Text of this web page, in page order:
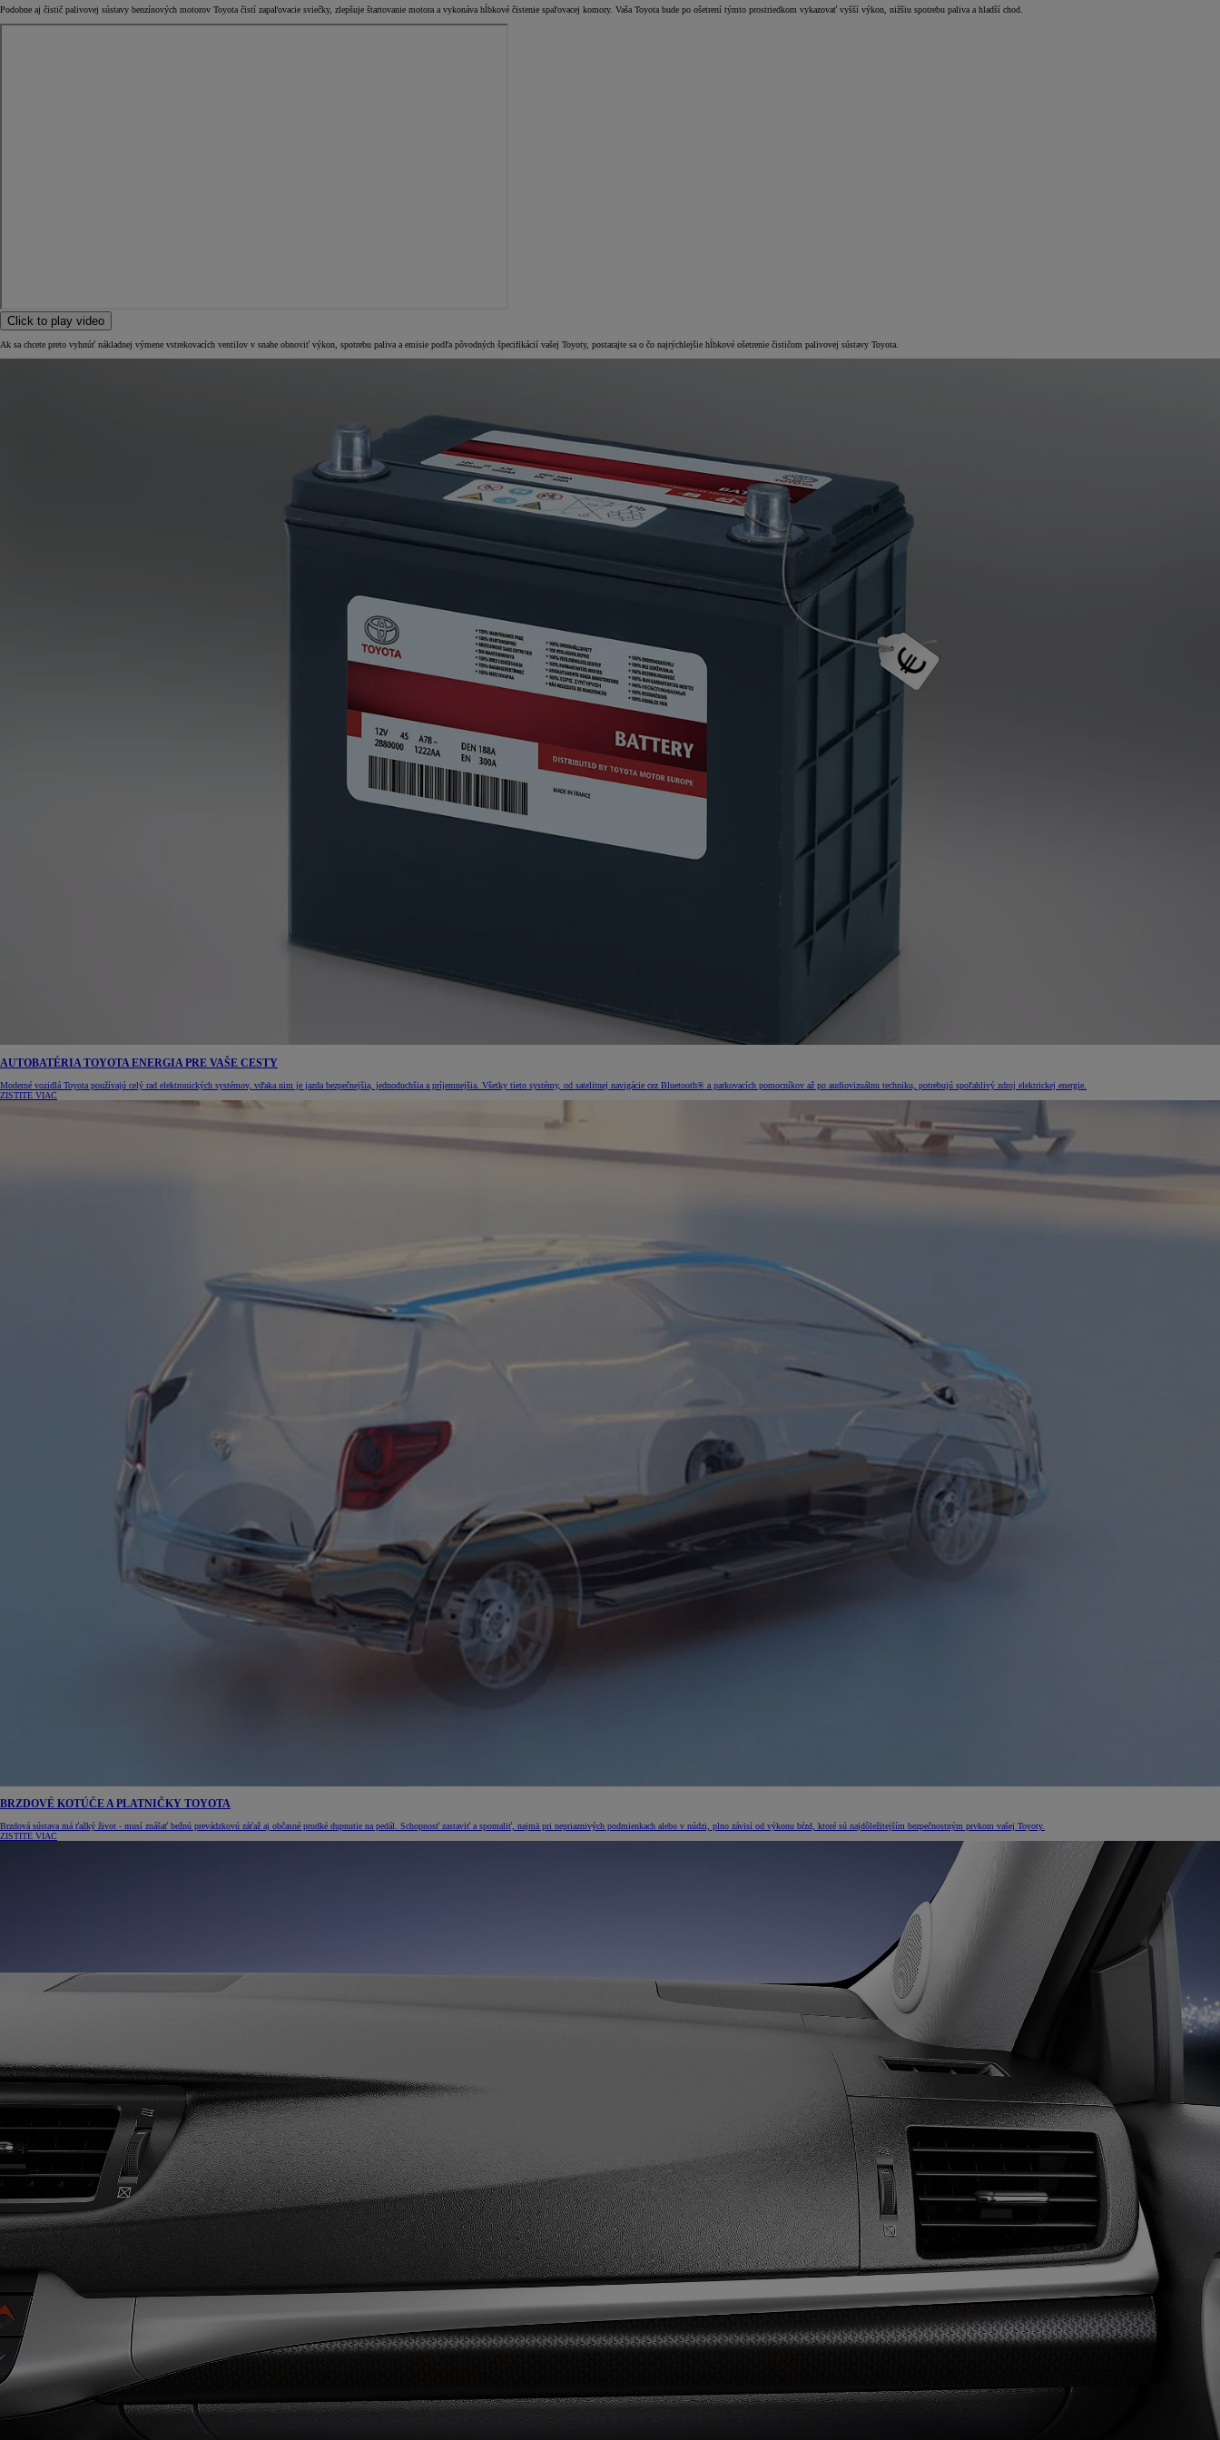
22 390 €
s DPH
vr. zvýhodnenia1 300 €
a bonusu za výkup800 €
Corolla Sedan
AJ HYBRID
Podobne aj čistič palivovej sústavy benzínových motorov Toyota čistí zapaľovacie sviečky, zlepšuje štartovanie motora a vykonáva hĺbkové čistenie spaľovacej komory. Vaša Toyota bude po ošetrení týmto prostriedkom vykazovať vyšší výkon, nižšiu spotrebu paliva a hladší chod.
Click to play video
Ak sa chcete preto vyhnúť nákladnej výmene vstrekovacích ventilov v snahe obnoviť výkon, spotrebu paliva a emisie podľa pôvodných špecifikácií vašej Toyoty, postarajte sa o čo najrýchlejšie hĺbkové ošetrenie čističom palivovej sústavy Toyota.
AUTOBATÉRIA TOYOTA ENERGIA PRE VAŠE CESTY
Moderné vozidlá Toyota používajú celý rad elektronických systémov, vďaka nim je jazda bezpečnejšia, jednoduchšia a príjemnejšia. Všetky tieto systémy, od satelitnej navigácie cez Bluetooth® a parkovacích pomocníkov až po audiovizuálnu techniku, potrebujú spoľahlivý zdroj elektrickej energie.
ZISTITE VIAC
BRZDOVÉ KOTÚČE A PLATNIČKY TOYOTA
Brzdová sústava má ťažký život - musí znášať bežnú prevádzkovú záťaž aj občasné prudké dupnutie na pedál. Schopnosť zastaviť a spomaliť, najmä pri nepriaznivých podmienkach alebo v núdzi, plno závisí od výkonu bŕzd, ktoré sú najdôležitejším bezpečnostným prvkom vašej Toyoty.
ZISTITE VIAC